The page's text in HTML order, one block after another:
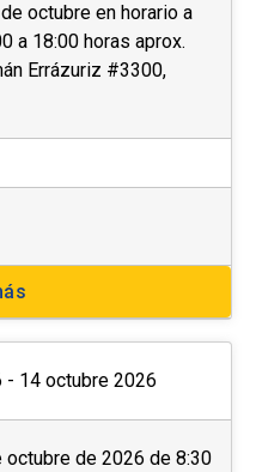
octubre en horario a
a 18:00 horas aprox.
Errázuriz #3300,
- 14 octubre 2026
octubre de 2026 de 8:30